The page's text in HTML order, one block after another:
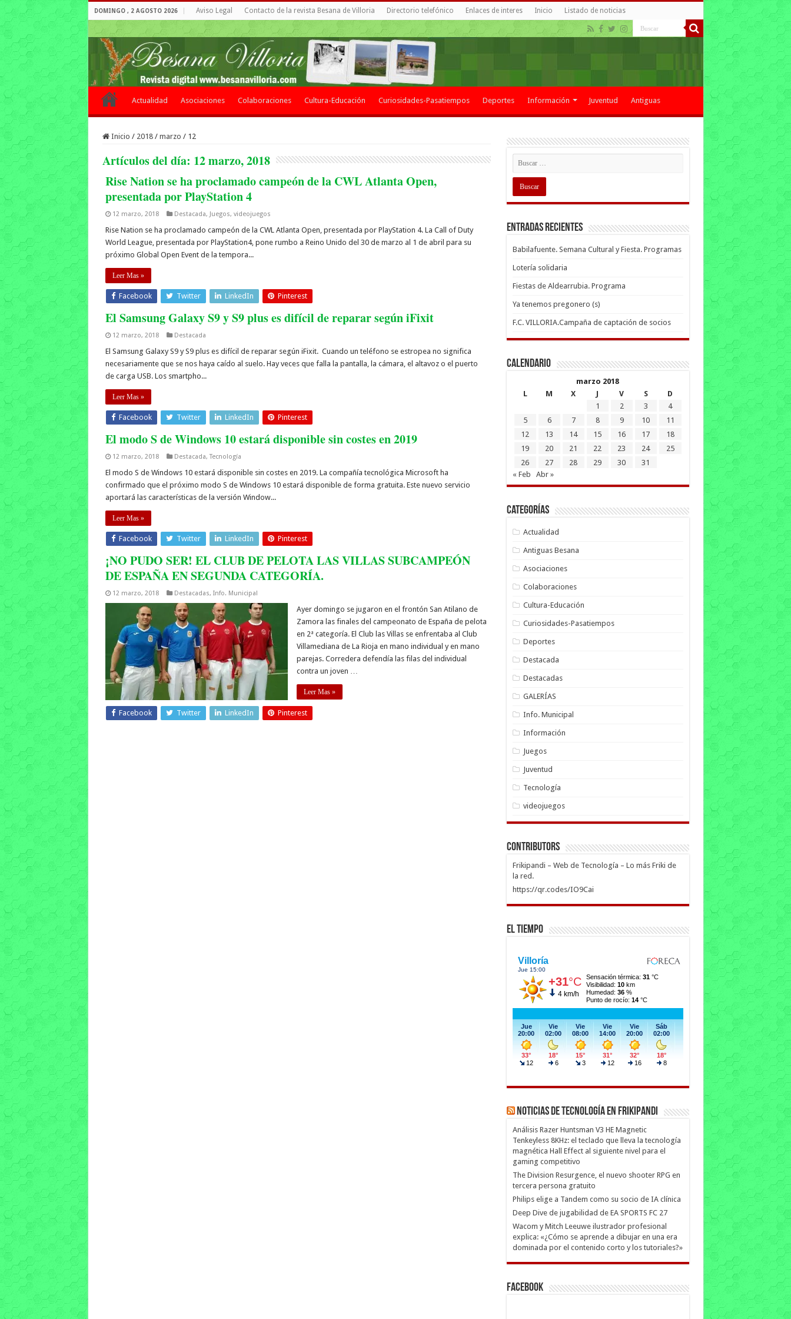
DOMINGO , 2 AGOSTO 2026 Aviso Legal Contacto de la revista Besana de Villoria Directorio telefónico Enlaces de interes Inicio Listado de noticias
Actualidad Asociaciones Colaboraciones Cultura-Educación Curiosidades-Pasatiempos Deportes Información Juventud Antiguas
Inicio / 2018 / marzo / 12
Artículos del día: 12 marzo, 2018
Rise Nation se ha proclamado campeón de la CWL Atlanta Open,
presentada por PlayStation 4
12 marzo, 2018 Destacada, Juegos, videojuegos
Rise Nation se ha proclamado campeón de la CWL Atlanta Open, presentada por PlayStation 4. La Call of Duty
World League, presentada por PlayStation4, pone rumbo a Reino Unido del 30 de marzo al 1 de abril para su
próximo Global Open Event de la tempora...
Leer Mas »
Facebook Twitter LinkedIn Pinterest
El Samsung Galaxy S9 y S9 plus es difícil de reparar según iFixit
12 marzo, 2018 Destacada
El Samsung Galaxy S9 y S9 plus es difícil de reparar según iFixit. Cuando un teléfono se estropea no significa
necesariamente que se nos haya caído al suelo. Hay veces que falla la pantalla, la cámara, el altavoz o el puerto
de carga USB. Los smartpho...
Leer Mas »
Facebook Twitter LinkedIn Pinterest
El modo S de Windows 10 estará disponible sin costes en 2019
12 marzo, 2018 Destacada,Tecnología
El modo S de Windows 10 estará disponible sin costes en 2019. La compañía tecnológica Microsoft ha
confirmado que el próximo modo S de Windows 10 estará disponible de forma gratuita. Este nuevo servicio
aportará las características de la versión Window...
Leer Mas »
Facebook Twitter LinkedIn Pinterest
¡NO PUDO SER! EL CLUB DE PELOTA LAS VILLAS SUBCAMPEÓN
DE ESPAÑA EN SEGUNDA CATEGORÍA.
12 marzo, 2018 Destacadas, Info. Municipal
Ayer domingo se jugaron en el frontón San Atilano de
Zamora las finales del campeonato de España de pelota
en 2ª categoría. El Club las Villas se enfrentaba al Club
Villamediana de La Rioja en mano individual y en mano
parejas. Corredera defendía las filas del individual
contra un joven …
Leer Mas »
Facebook Twitter LinkedIn Pinterest
Entradas recientes
Babilafuente. Semana Cultural y Fiesta. Programas
Lotería solidaria
Fiestas de Aldearrubia. Programa
Ya tenemos pregonero (s)
F.C. VILLORIA.Campaña de captación de socios
Calendario
marzo 2018
L
M X J V S
D
1
2 3
4
5
6 7 8 9 10
11
12
13 14 15 16 17
18
19
20 21 22 23 24
25
26
27 28 29 30
31
« Feb
Abr »
Categorías
Actualidad
Antiguas Besana
Asociaciones
Colaboraciones
Cultura-Educación
Curiosidades-Pasatiempos
Deportes
Destacada
Destacadas
GALERÍAS
Info. Municipal
Información
Juegos
Juventud
Tecnología
videojuegos
Contributors
Frikipandi – Web de Tecnología – Lo más Friki de
la red.
https://qr.codes/IO9Cai
El Tiempo
Noticias de Tecnología en Frikipandi
Análisis Razer Huntsman V3 HE Magnetic
Tenkeyless 8KHz: el teclado que lleva la tecnología
magnética Hall Effect al siguiente nivel para el
gaming competitivo
The Division Resurgence, el nuevo shooter RPG en
tercera persona gratuito
Philips elige a Tandem como su socio de IA clínica
Deep Dive de jugabilidad de EA SPORTS FC 27
Wacom y Mitch Leeuwe ilustrador profesional
explica: «¿Cómo se aprende a dibujar en una era
dominada por el contenido corto y los tutoriales?»
Facebook